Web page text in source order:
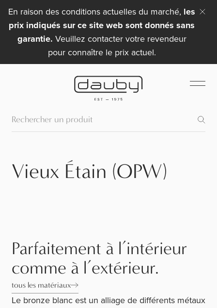
En raison des conditions actuelles du marché, les
prix indiqués sur ce site web sont donnés sans
garantie. Veuillez contacter votre revendeur
pour connaître le prix actuel.
Vieux Étain (OPW)
Parfaitement à l’intérieur
comme à l’extérieur.
tous les matériaux
Le bronze blanc est un alliage de différents métaux